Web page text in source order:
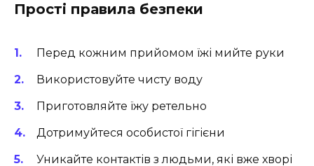
Прості правила безпеки
Перед кожним прийомом їжі мийте руки
Використовуйте чисту воду
Приготовляйте їжу ретельно
Дотримуйтеся особистої гігієни
Уникайте контактів з людьми, які вже хворі